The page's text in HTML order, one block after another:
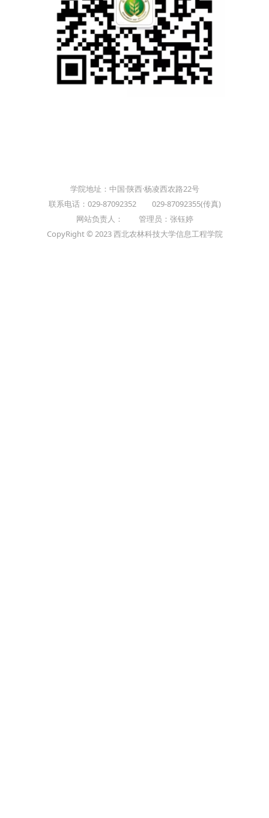
学院地址：中国·陕西·杨凌西农路22号
联系电话：029-87092352 029-87092355(传真)
网站负责人： 管理员：张钰婷
CopyRight © 2023 西北农林科技大学信息工程学院